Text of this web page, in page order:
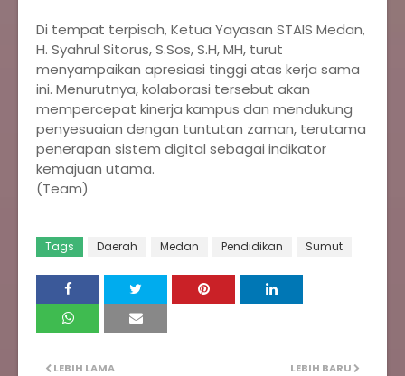
‎Di tempat terpisah, Ketua Yayasan STAIS Medan,
H. Syahrul Sitorus, S.Sos, S.H, MH, turut
menyampaikan apresiasi tinggi atas kerja sama
ini. Menurutnya, kolaborasi tersebut akan
mempercepat kinerja kampus dan mendukung
penyesuaian dengan tuntutan zaman, terutama
penerapan sistem digital sebagai indikator
kemajuan utama.
‎(Team)
Tags Daerah Medan Pendidikan Sumut
LEBIH BARU
LEBIH LAMA